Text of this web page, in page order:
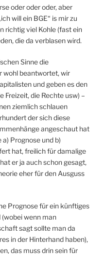
oder oder oder, aber
will ein BGE“ is mir zu
richtig viel Kohle (fast ein
die da verblasen wird.
Sinne die
wohl beantwortet, wir
und geben es den
Freizeit, die Rechte usw) –
ziemlich schlauen
der sich diese
angeschaut hat
Prognose und b)
hat, freilich für damalige
er ja auch schon gesagt,
eher für den Ausguss
Prognose für ein künftiges
wenn man
sagt sollte man da
in der Hinterhand haben),
das muss drin sein für